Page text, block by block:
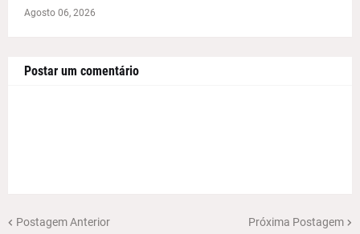
Agosto 06, 2026
Postar um comentário
Postagem Anterior Próxima Postagem